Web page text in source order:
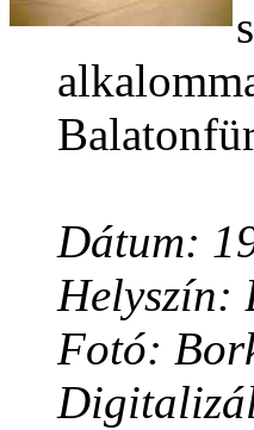
Dátum:
Helyszín:
Fotó: